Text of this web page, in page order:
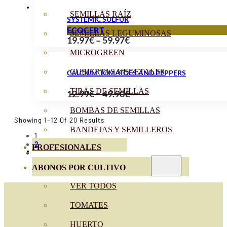
SEMILLAS RAÍZ
SEMILLAS LEGUMINOSAS
MICROGREEN
CUBIERTAS VEGETALES
TIRAS DE SEMILLAS
BOMBAS DE SEMILLAS
BANDEJAS Y SEMILLEROS
PROFESIONALES
ABONOS POR CULTIVO
VER TODOS
TOMATES
HUERTO
SYSTEMIC SULFUR
19.97€–59.97€Price
19.97€
59.97€
ECOCERT
CALCIUM TOMATOES AND PEPPERS
12.99€–49.90€Price
range:
through
Showing 1–12 Of 20 Results
By
Popularity
1
2